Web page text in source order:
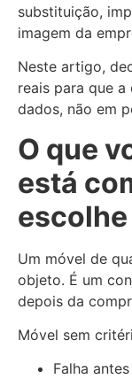
substituição,
imagem da
Neste artigo,
reais para que
dados, não em
O que
está
Um móvel de
objeto. É um
depois da
Móvel sem
Falha